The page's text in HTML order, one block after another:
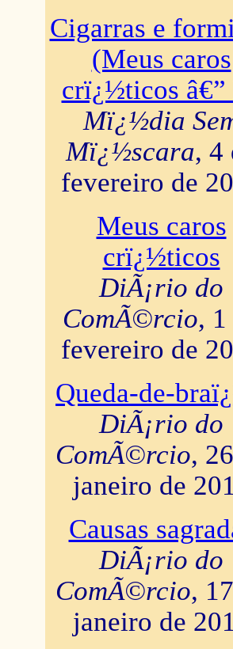
Cigarras e
(Meus caros
crï¿½ticos
Mï¿½dia
Mï¿½scara, 4
fevereiro de
Meus caros
crï¿½ticos
DiÃ¡rio do
ComÃ©rcio, 1
fevereiro de
Queda-de-
DiÃ¡rio do
ComÃ©rcio,
janeiro de
Causas
DiÃ¡rio do
ComÃ©rcio,
janeiro de